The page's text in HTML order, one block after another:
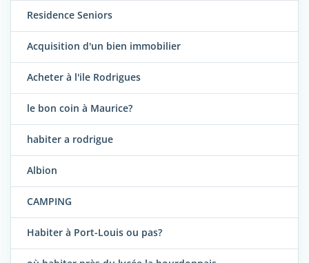
Residence Seniors
Acquisition d'un bien immobilier
Acheter à l'ile Rodrigues
le bon coin à Maurice?
habiter a rodrigue
Albion
CAMPING
Habiter à Port-Louis ou pas?